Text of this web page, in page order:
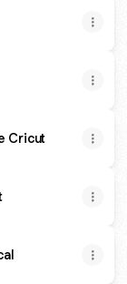
Cricut